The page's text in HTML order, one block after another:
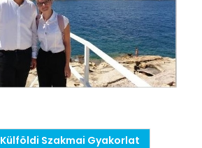
Külföldi Szakmai Gyakorlat